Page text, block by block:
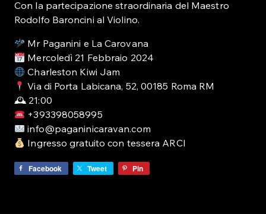
Con la partecipazione straordinaria del Maestro
Rodolfo Baroncini al Violino.
Mr Paganini e La Carovana
Mercoledì 21 Febbraio 2024
Charleston Kiwi Jam
Via di Porta Labicana, 52, 00185 Roma RM
🕰 21:00
+393398058995
info@paganinicaravan.com
Ingresso gratuito con tessera ARCI
Facebook Tweet Pin